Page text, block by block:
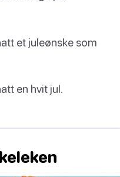
et juleønske som
en hvit jul.